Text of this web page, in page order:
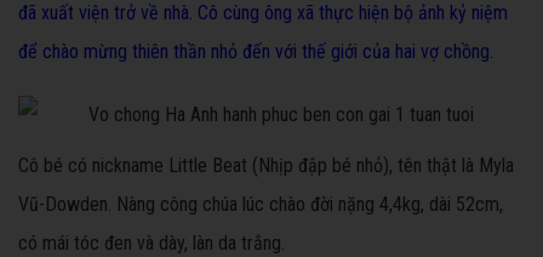
đã xuất viện trở về nhà. Cô cùng ông xã thực hiện bộ ảnh kỷ niệm
để chào mừng thiên thần nhỏ đến với thế giới của hai vợ chồng.
Cô bé có nickname Little Beat (Nhịp đập bé nhỏ), tên thật là Myla
Vũ-Dowden. Nàng công chúa lúc chào đời nặng 4,4kg, dài 52cm,
có mái tóc đen và dày, làn da trắng.